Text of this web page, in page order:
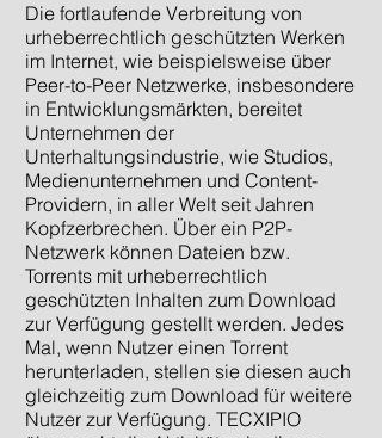
Die fortlaufende Verbreitung von
urheberrechtlich geschützten Werken
im Internet, wie beispielsweise über
Peer-to-Peer Netzwerke, insbesondere
in Entwicklungsmärkten, bereitet
Unternehmen der
Unterhaltungsindustrie, wie Studios,
Medienunternehmen und Content-
Providern, in aller Welt seit Jahren
Kopfzerbrechen. Über ein P2P-
Netzwerk können Dateien bzw.
Torrents mit urheberrechtlich
geschützten Inhalten zum Download
zur Verfügung gestellt werden. Jedes
Mal, wenn Nutzer einen Torrent
herunterladen, stellen sie diesen auch
gleichzeitig zum Download für weitere
Nutzer zur Verfügung. TECXIPIO